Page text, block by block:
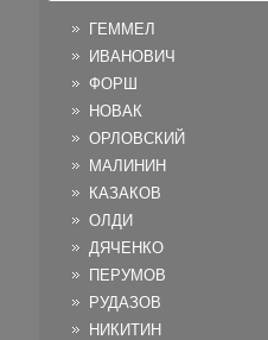
ГЕММЕЛ
ИВАНОВИЧ
ФОРШ
НОВАК
ОРЛОВСКИЙ
МАЛИНИН
КАЗАКОВ
ОЛДИ
ДЯЧЕНКО
ПЕРУМОВ
РУДАЗОВ
НИКИТИН